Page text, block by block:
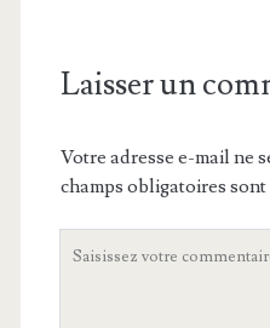
Laisser un
Votre adresse e-mail ne
champs obligatoires